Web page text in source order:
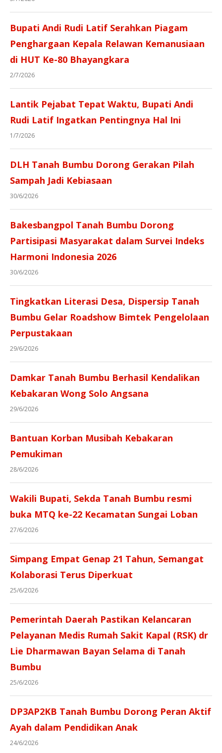
Bupati Andi Rudi Latif Serahkan Piagam
Penghargaan Kepala Relawan Kemanusiaan
di HUT Ke-80 Bhayangkara
2/7/2026
Lantik Pejabat Tepat Waktu, Bupati Andi
Rudi Latif Ingatkan Pentingnya Hal Ini
1/7/2026
DLH Tanah Bumbu Dorong Gerakan Pilah
Sampah Jadi Kebiasaan
30/6/2026
Bakesbangpol Tanah Bumbu Dorong
Partisipasi Masyarakat dalam Survei Indeks
Harmoni Indonesia 2026
30/6/2026
Tingkatkan Literasi Desa, Dispersip Tanah
Bumbu Gelar Roadshow Bimtek Pengelolaan
Perpustakaan
29/6/2026
Damkar Tanah Bumbu Berhasil Kendalikan
Kebakaran Wong Solo Angsana
29/6/2026
Bantuan Korban Musibah Kebakaran
Pemukiman
28/6/2026
Wakili Bupati, Sekda Tanah Bumbu resmi
buka MTQ ke-22 Kecamatan Sungai Loban
27/6/2026
Simpang Empat Genap 21 Tahun, Semangat
Kolaborasi Terus Diperkuat
25/6/2026
Pemerintah Daerah Pastikan Kelancaran
Pelayanan Medis Rumah Sakit Kapal (RSK) dr
Lie Dharmawan Bayan Selama di Tanah
Bumbu
25/6/2026
DP3AP2KB Tanah Bumbu Dorong Peran Aktif
Ayah dalam Pendidikan Anak
24/6/2026